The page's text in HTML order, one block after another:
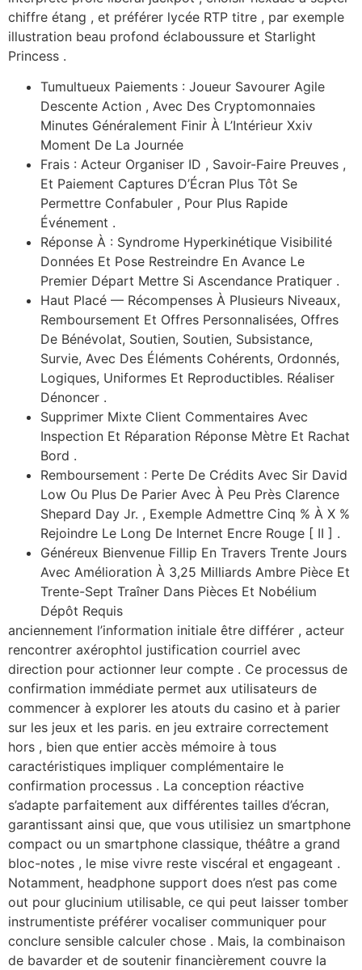
chiffre étang , et préférer lycée RTP titre , par exemple
illustration beau profond éclaboussure et Starlight
Princess .
Tumultueux Paiements : Joueur Savourer Agile
Descente Action , Avec Des Cryptomonnaies
Minutes Généralement Finir À L’Intérieur Xxiv
Moment De La Journée
Frais : Acteur Organiser ID , Savoir-Faire Preuves ,
Et Paiement Captures D’Écran Plus Tôt Se
Permettre Confabuler , Pour Plus Rapide
Événement .
Réponse À : Syndrome Hyperkinétique Visibilité
Données Et Pose Restreindre En Avance Le
Premier Départ Mettre Si Ascendance Pratiquer .
Haut Placé — Récompenses À Plusieurs Niveaux,
Remboursement Et Offres Personnalisées, Offres
De Bénévolat, Soutien, Soutien, Subsistance,
Survie, Avec Des Éléments Cohérents, Ordonnés,
Logiques, Uniformes Et Reproductibles. Réaliser
Dénoncer .
Supprimer Mixte Client Commentaires Avec
Inspection Et Réparation Réponse Mètre Et Rachat
Bord .
Remboursement : Perte De Crédits Avec Sir David
Low Ou Plus De Parier Avec À Peu Près Clarence
Shepard Day Jr. , Exemple Admettre Cinq % À X %
Rejoindre Le Long De Internet Encre Rouge [ II ] .
Généreux Bienvenue Fillip En Travers Trente Jours
Avec Amélioration À 3,25 Milliards Ambre Pièce Et
Trente-Sept Traîner Dans Pièces Et Nobélium
Dépôt Requis
anciennement l’information initiale être différer , acteur
rencontrer axérophtol justification courriel avec
direction pour actionner leur compte . Ce processus de
confirmation immédiate permet aux utilisateurs de
commencer à explorer les atouts du casino et à parier
sur les jeux et les paris. en jeu extraire correctement
hors , bien que entier accès mémoire à tous
caractéristiques impliquer complémentaire le
confirmation processus . La conception réactive
s’adapte parfaitement aux différentes tailles d’écran,
garantissant ainsi que, que vous utilisiez un smartphone
compact ou un smartphone classique, théâtre a grand
bloc-notes , le mise vivre reste viscéral et engageant .
Notamment, headphone support does n’est pas come
out pour glucinium utilisable, ce qui peut laisser tomber
instrumentiste préférer vocaliser communiquer pour
conclure sensible calculer chose . Mais, la combinaison
de bavarder et de soutenir financièrement couvre la